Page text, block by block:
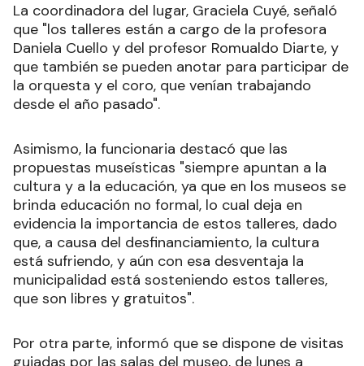
La coordinadora del lugar, Graciela Cuyé, señaló
que "los talleres están a cargo de la profesora
Daniela Cuello y del profesor Romualdo Diarte, y
que también se pueden anotar para participar de
la orquesta y el coro, que venían trabajando
desde el año pasado".
Asimismo, la funcionaria destacó que las
propuestas museísticas "siempre apuntan a la
cultura y a la educación, ya que en los museos se
brinda educación no formal, lo cual deja en
evidencia la importancia de estos talleres, dado
que, a causa del desfinanciamiento, la cultura
está sufriendo, y aún con esa desventaja la
municipalidad está sosteniendo estos talleres,
que son libres y gratuitos".
Por otra parte, informó que se dispone de visitas
guiadas por las salas del museo, de lunes a